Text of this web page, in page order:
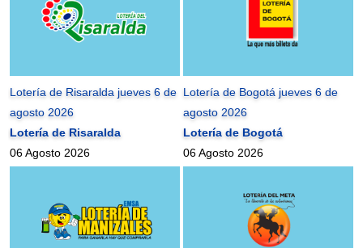
Lotería de Risaralda jueves 6 de
agosto 2026
Lotería de Risaralda
06 Agosto 2026
Lotería de Bogotá jueves 6 de
agosto 2026
Lotería de Bogotá
06 Agosto 2026